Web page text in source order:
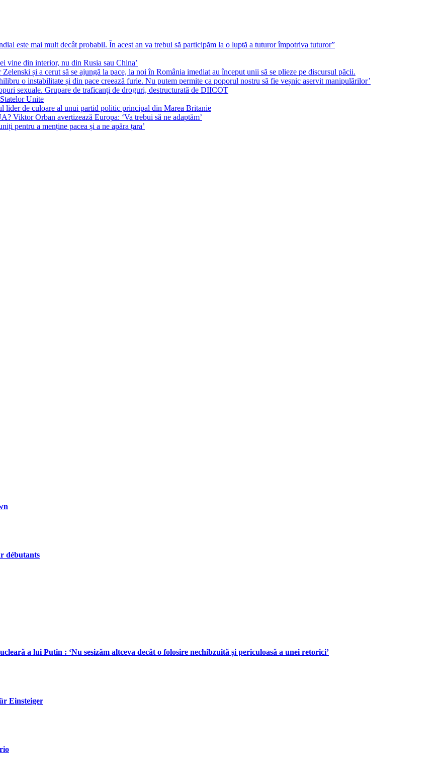
este mai mult decât probabil. În acest an va trebui să participăm la o luptă a tuturor împotriva tuturor”
vine din interior, nu din Rusia sau China’
și a cerut să se ajungă la pace, la noi în România imediat au început unii să se plieze pe discursul păcii.
o instabilitate și din pace creează furie. Nu putem permite ca poporul nostru să fie veșnic aservit manipulărilor’
sexuale. Grupare de traficanți de droguri, destructurată de DIICOT
Unite
lider de culoare al unui partid politic principal din Marea Britanie
Viktor Orban avertizează Europa: ‘Va trebui să ne adaptăm’
pentru a menține pacea și a ne apăra țara’
débutants
a lui Putin : ‘Nu sesizăm altceva decât o folosire nechibzuită și periculoasă a unei retorici’
Einsteiger